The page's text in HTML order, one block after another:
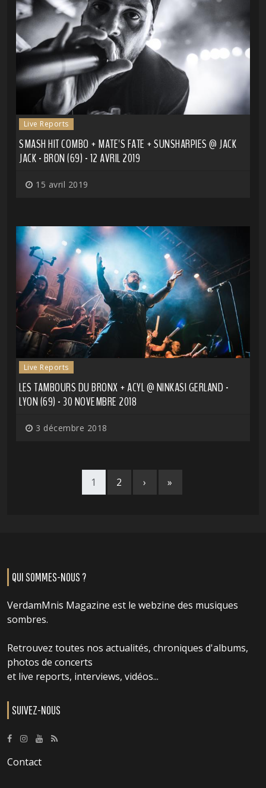
Live Reports
SMASH HIT COMBO + MATE'S FATE + SUNSHARPIES @ JACK
JACK - BRON (69) - 12 AVRIL 2019
15 avril 2019
Live Reports
LES TAMBOURS DU BRONX + ACYL @ NINKASI GERLAND -
LYON (69) - 30 NOVEMBRE 2018
3 décembre 2018
1 2 › »
QUI SOMMES-NOUS ?
VerdamMnis Magazine est le webzine des musiques
sombres.
Retrouvez toutes nos actualités, chroniques d'albums,
photos de concerts
et live reports, interviews, vidéos...
SUIVEZ-NOUS
Contact